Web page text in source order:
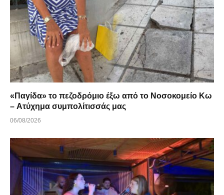
«Παγίδα» το πεζοδρόμιο έξω από το Νοσοκομείο Κω
– Ατύχημα συμπολίτισσάς μας
06/08/2026